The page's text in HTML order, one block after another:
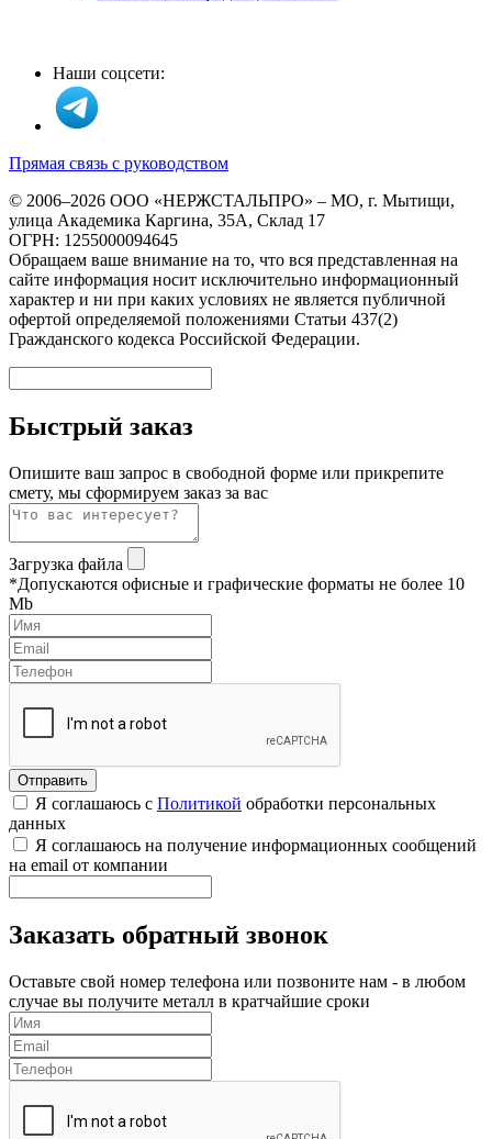
Наши соцсети:
Прямая связь с руководством
© 2006–2026 ООО «НЕРЖСТАЛЬПРО» – МО, г. Мытищи,
улица Академика Каргина, 35А, Склад 17
ОГРН: 1255000094645
Обращаем ваше внимание на то, что вся представленная на
сайте информация носит исключительно информационный
характер и ни при каких условиях не является публичной
офертой определяемой положениями Статьи 437(2)
Гражданского кодекса Российской Федерации.
Быстрый заказ
Опишите ваш запрос в свободной форме или прикрепите
смету, мы сформируем заказ за вас
Загрузка файла
*Допускаются офисные и графические форматы не более 10
Mb
Я соглашаюсь с Политикой обработки персональных
данных
Я соглашаюсь на получение информационных сообщений
на email от компании
Заказать обратный звонок
Оставьте свой номер телефона или позвоните нам - в любом
случае вы получите металл в кратчайшие сроки